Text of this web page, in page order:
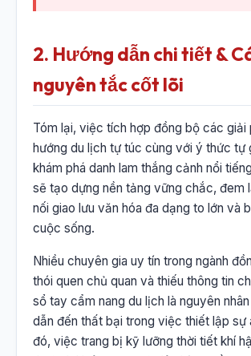
2. Hướng dẫn chi tiết &
nguyên tắc cốt lõi
Tóm lại, việc tích hợp đồng bộ các giải
hướng du lịch tự túc cùng với ý thức tự
khám phá danh lam thắng cảnh nổi
sẽ tạo dựng nền tảng vững chắc, đem
nối giao lưu văn hóa đa dạng to lớn và
cuộc sống.
Nhiều chuyên gia uy tín trong ngành
thói quen chủ quan và thiếu thông tin
sổ tay cẩm nang du lịch là nguyên
dẫn đến thất bại trong việc thiết lập sự
đó, việc trang bị kỹ lưỡng thời tiết khí